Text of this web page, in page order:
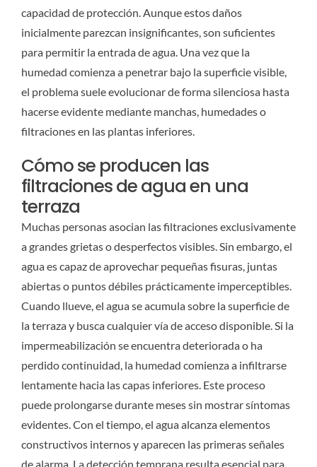
capacidad de protección. Aunque estos daños
inicialmente parezcan insignificantes, son suficientes
para permitir la entrada de agua. Una vez que la
humedad comienza a penetrar bajo la superficie visible,
el problema suele evolucionar de forma silenciosa hasta
hacerse evidente mediante manchas, humedades o
filtraciones en las plantas inferiores.
Cómo se producen las
filtraciones de agua en una
terraza
Muchas personas asocian las filtraciones exclusivamente
a grandes grietas o desperfectos visibles. Sin embargo, el
agua es capaz de aprovechar pequeñas fisuras, juntas
abiertas o puntos débiles prácticamente imperceptibles.
Cuando llueve, el agua se acumula sobre la superficie de
la terraza y busca cualquier vía de acceso disponible. Si la
impermeabilización se encuentra deteriorada o ha
perdido continuidad, la humedad comienza a infiltrarse
lentamente hacia las capas inferiores. Este proceso
puede prolongarse durante meses sin mostrar síntomas
evidentes. Con el tiempo, el agua alcanza elementos
constructivos internos y aparecen las primeras señales
de alarma. La detección temprana resulta esencial para